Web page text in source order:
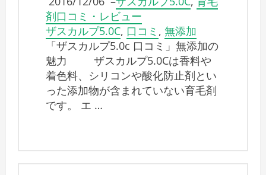
剤口コミ・レビュー
ザスカルプ5.0C, 口コミ , 無添加
「ザスカルプ5.0c 口コミ」無添加の
魅力 ザスカルプ5.0Cは香料や
着色料、シリコンや酸化防止剤とい
った添加物が含まれていない育毛剤
です。 エ …